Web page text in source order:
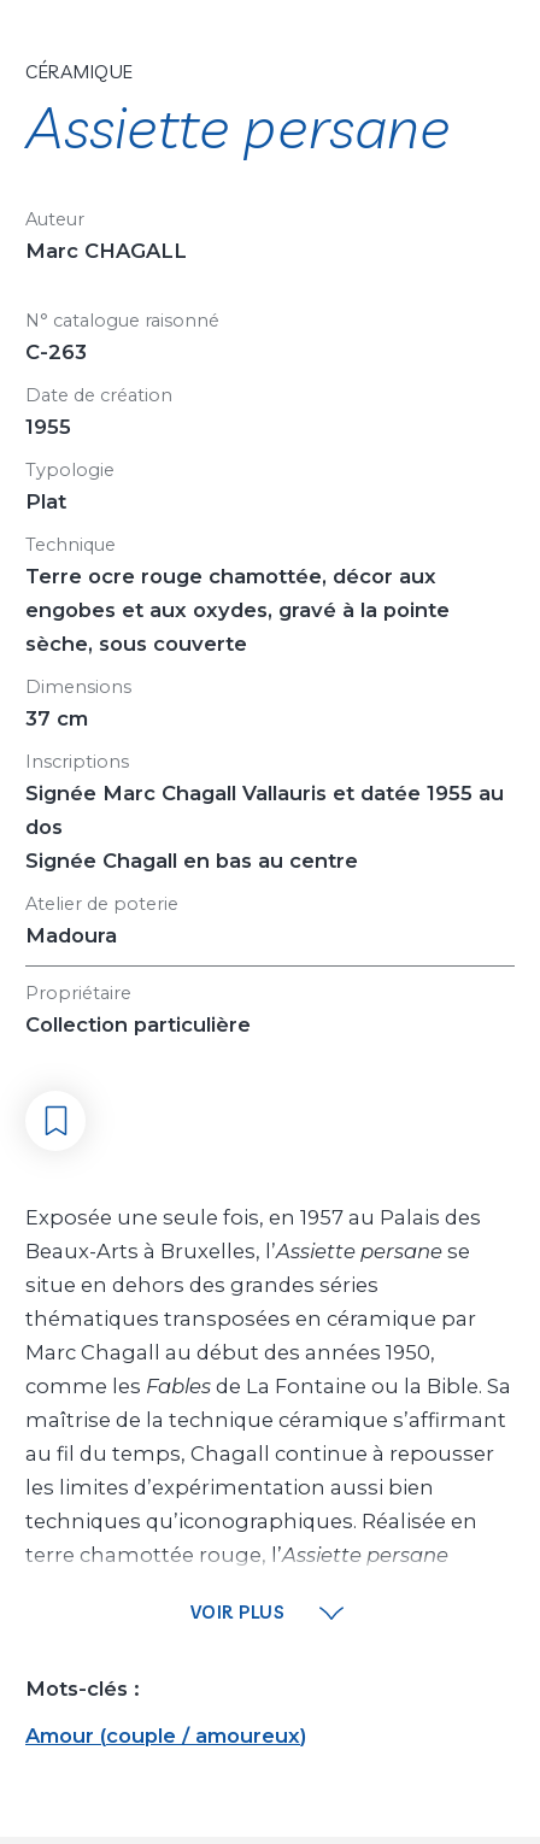
CÉRAMIQUE
Assiette persane
Auteur
Marc CHAGALL
N° catalogue raisonné
C-263
Date de création
1955
Typologie
Plat
Technique
Terre ocre rouge chamottée, décor aux
engobes et aux oxydes, gravé à la pointe
sèche, sous couverte
Dimensions
37 cm
Inscriptions
Signée Marc Chagall Vallauris et datée 1955 au
dos
Signée Chagall en bas au centre
Atelier de poterie
Madoura
Propriétaire
Collection particulière
Exposée une seule fois, en 1957 au Palais des
Beaux-Arts à Bruxelles, l’Assiette persane se
situe en dehors des grandes séries
thématiques transposées en céramique par
Marc Chagall au début des années 1950,
comme les Fables de La Fontaine ou la Bible. Sa
maîtrise de la technique céramique s’affirmant
au fil du temps, Chagall continue à repousser
les limites d’expérimentation aussi bien
techniques qu’iconographiques. Réalisée en
terre chamottée rouge, l’Assiette persane
personnel de l’artiste, les motifs
persane, connue pour sa virtuosité technique
et décorative.
VOIR PLUS
Mots-clés :
Amour (couple / amoureux)